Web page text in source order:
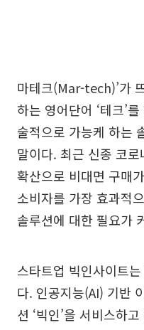
마테크(Mar-tech)’가
하는 영어단어 ‘테크’
술적으로 가능케 하는
말이다. 최근 신종 코
확산으로 비대면 구매
소비자를 가장 효과적
솔루션에 대한 필요가
스타트업 빅인사이트
다. 인공지능(AI) 기반
션 ‘빅인’을 서비스하